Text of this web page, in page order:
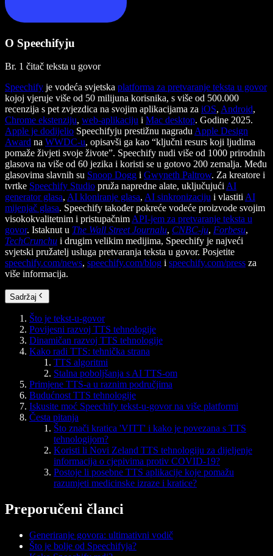
O Speechifyju
Br. 1 čitač teksta u govor
Speechify je vodeća svjetska platforma za pretvaranje teksta u govor
kojoj vjeruje više od 50 milijuna korisnika, s više od 500.000
recenzija s pet zvjezdica na svojim aplikacijama za iOS, Android,
Chrome ekstenziju, web-aplikaciju i Mac desktop. Godine 2025.
Apple je dodijelio Speechifyju prestižnu nagradu Apple Design
Award na WWDC-u, opisavši ga kao “ključni resurs koji ljudima
pomaže živjeti svoje živote”. Speechify nudi više od 1000 prirodnih
glasova na više od 60 jezika i koristi se u gotovo 200 zemalja. Među
glasovima slavnih su Snoop Dogg i Gwyneth Paltrow. Za kreatore i
tvrtke Speechify Studio pruža napredne alate, uključujući AI
generator glasa, AI kloniranje glasa, AI sinkronizaciju i vlastiti AI
mijenjač glasa. Speechify također pokreće vodeće proizvode svojim
visokokvalitetnim i pristupačnim API-jem za pretvaranje teksta u
govor. Istaknut u The Wall Street Journalu, CNBC-ju, Forbesu,
TechCrunchu i drugim velikim medijima, Speechify je najveći
svjetski pružatelj usluga pretvaranja teksta u govor. Posjetite
speechify.com/news, speechify.com/blog i speechify.com/press za
više informacija.
Sadržaj
Što je tekst-u-govor
Povijesni razvoj TTS tehnologije
Dinamičan razvoj TTS tehnologije
Kako radi TTS: tehnička strana
TTS algoritmi
Stalna poboljšanja s AI TTS-om
Primjene TTS-a u raznim područjima
Budućnost TTS tehnologije
Iskusite moć Speechify tekst-u-govor na više platformi
Česta pitanja
Što znači kratica 'VITT' i kako je povezana s TTS
tehnologijom?
Koristi li Novi Zeland TTS tehnologiju za dijeljenje
informacija o cjepivima protiv COVID-19?
Postoje li posebne TTS aplikacije koje pomažu
razumjeti medicinske izraze i kratice?
Preporučeni članci
Generiranje govora: ultimativni vodič
Što je bolje od Speechifyja?